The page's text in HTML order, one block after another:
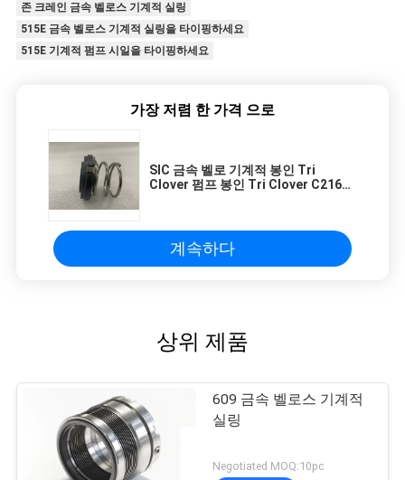
존 크레인 금속 벨로스 기계적 실링
515E 금속 벨로스 기계적 실링을 타이핑하세요
515E 기계적 펌프 시일을 타이핑하세요
가장 저렴 한 가격 으로
SIC 금속 벨로 기계적 봉인 Tri
Clover 펌프 봉인 Tri Clover C216
계속하다
상위 제품
609 금속 벨로스 기계적
실링
Negotiated MOQ:10pc